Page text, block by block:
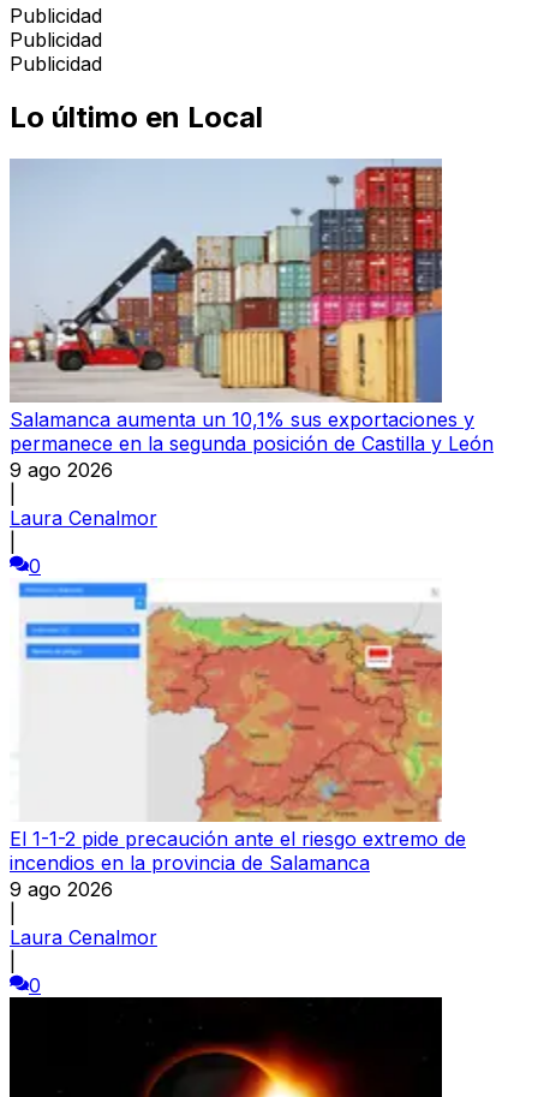
Publicidad
Publicidad
Publicidad
Lo último en Local
Salamanca aumenta un 10,1% sus exportaciones y
permanece en la segunda posición de Castilla y León
9 ago 2026
Laura Cenalmor
0
El 1-1-2 pide precaución ante el riesgo extremo de
incendios en la provincia de Salamanca
9 ago 2026
Laura Cenalmor
0